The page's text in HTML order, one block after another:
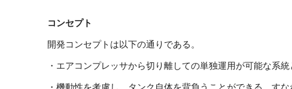
コンセプト
開発コンセプトは以下の通りである。
・エアコンプレッサから切り離しての単独運用が可能な系統
・機動性を考慮し、タンク自体を背負うことができる、す